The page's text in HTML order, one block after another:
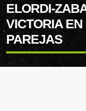
ELORDI-
VICTORIA
PAREJAS